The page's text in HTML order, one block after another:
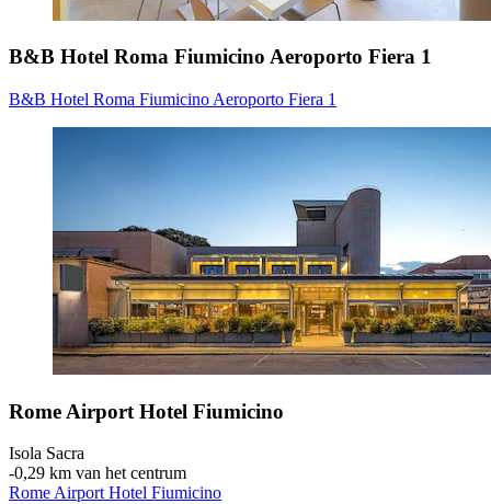
B&B Hotel Roma Fiumicino Aeroporto Fiera 1
B&B Hotel Roma Fiumicino Aeroporto Fiera 1
Rome Airport Hotel Fiumicino
Isola Sacra
‐0,29 km van het centrum
Rome Airport Hotel Fiumicino